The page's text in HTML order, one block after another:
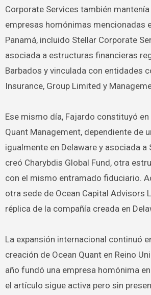
Corporate Services también
empresas homónimas mencionadas
Panamá, incluido Stellar Corporate
asociada a estructuras financieras
Barbados y vinculada con entidades
Insurance, Group Limited y
Ese mismo día, Fajardo constituyó en
Quant Management, dependiente de
igualmente en Delaware y asociada a
creó Charybdis Global Fund, otra
con el mismo entramado fiduciario.
otra sede de Ocean Capital Advisors
réplica de la compañía creada en
La expansión internacional continuó
creación de Ocean Quant en Reino
año fundó una empresa homónima
el artículo sigue activa pero sin